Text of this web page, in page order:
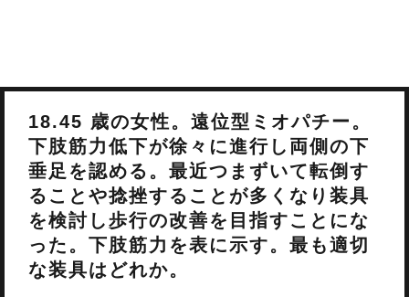
18.45 歳の女性。遠位型ミオパチー。
下肢筋力低下が徐々に進行し両側の下
垂足を認める。最近つまずいて転倒す
ることや捻挫することが多くなり装具
を検討し歩行の改善を目指すことにな
った。下肢筋力を表に示す。最も適切
な装具はどれか。